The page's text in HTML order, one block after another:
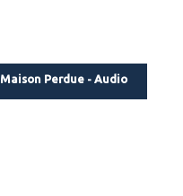
Maison Perdue - Audio